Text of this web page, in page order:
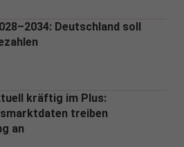
Deutschland soll
kräftig im Plus:
treiben
an